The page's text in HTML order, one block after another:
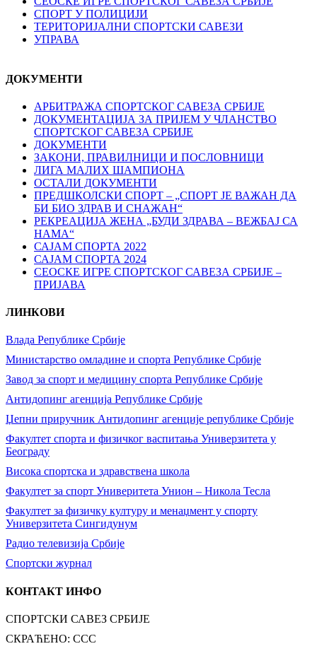
СПОРТ У ПОЛИЦИЈИ
ТЕРИТОРИЈАЛНИ СПОРТСКИ САВЕЗИ
УПРАВА
ДОКУМЕНТИ
АРБИТРАЖА СПОРТСКОГ САВЕЗА СРБИЈЕ
ДОКУМЕНТАЦИЈА ЗА ПРИЈЕМ У ЧЛАНСТВО
СПОРТСКОГ САВЕЗА СРБИЈЕ
ДОКУМЕНТИ
ЗАКОНИ, ПРАВИЛНИЦИ И ПОСЛОВНИЦИ
ЛИГА МАЛИХ ШАМПИОНА
ОСТАЛИ ДОКУМЕНТИ
ПРЕДШКОЛСКИ СПОРТ – „СПОРТ ЈЕ ВАЖАН ДА
БИ БИО ЗДРАВ И СНАЖАН“
РЕКРЕАЦИЈА ЖЕНА „БУДИ ЗДРАВА – ВЕЖБАЈ СА
НАМА“
САЈАМ СПОРТА 2022
САЈАМ СПОРТА 2024
СЕОСКЕ ИГРЕ СПОРТСКОГ САВЕЗА СРБИЈЕ –
ПРИЈАВА
ЛИНКОВИ
Влада Републике Србије
Министарство омладине и спорта Републике Србије
Завод за спорт и медицину спорта Републике Србије
Антидопинг агенција Републике Србије
Џепни приручник Антидопинг агенције републике Србије
Факултет спорта и физичког васпитања Универзитета у
Београду
Висока спортска и здравствена школа
Факултет за спорт Универитета Унион – Никола Тесла
Факултет за физичку културу и менаџмент у спорту
Универзитета Сингидунум
Радио телевизија Србије
Спортски журнал
КОНТАКТ ИНФО
СПОРТСКИ САВЕЗ СРБИЈЕ
СКРАЋЕНО: ССС